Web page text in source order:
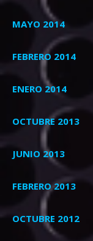
MAYO 2014
FEBRERO 2014
ENERO 2014
OCTUBRE 2013
JUNIO 2013
FEBRERO 2013
OCTUBRE 2012